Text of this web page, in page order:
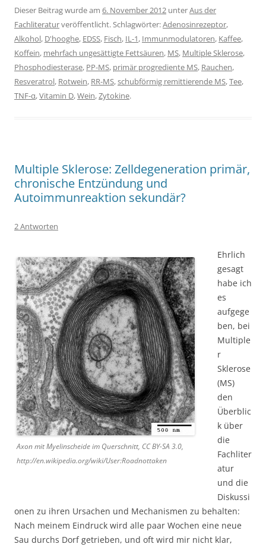
Dieser Beitrag wurde am 6. November 2012 unterAus der
Fachliteraturveröffentlicht. Schlagwörter:Adenosinrezeptor,
Alkohol, D'hooghe, EDSS, Fisch, IL-1, Immunmodulatoren, Kaffee,
Koffein, mehrfach ungesättigte Fettsäuren, MS, Multiple Sklerose,
Phosphodiesterase, PP-MS, primär progrediente MS, Rauchen,
Resveratrol, Rotwein, RR-MS,schubförmig remittierende MS,Tee,
TNF-α,Vitamin D,Wein,Zytokine.
Multiple Sklerose: Zelldegeneration primär,
chronische Entzündung und
Autoimmunreaktion sekundär?
2 Antworten
Axon mit Myelinscheide im Querschnitt, CC BY-SA 3.0,
http://en.wikipedia.org/wiki/User:Roadnottaken
Ehrlich
gesagt
habe ich
es
aufgege
ben, bei
Multiple
r
Sklerose
(MS)
den
Überblic
k über
die
Fachliter
atur
und die
Diskussi
onen zu ihren Ursachen und Mechanismen zu behalten:
Nach meinem Eindruck wird alle paar Wochen eine neue
Sau durchs Dorf getrieben, und oft wird mir nicht klar,